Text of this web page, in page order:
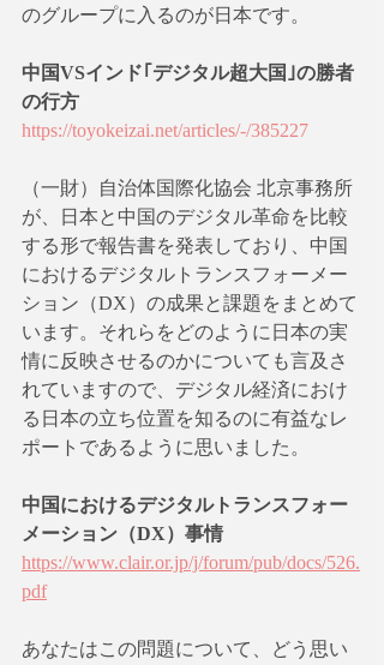
のグループに入るのが日本です。
中国VSインド｢デジタル超大国｣の勝者
の行方
https://toyokeizai.net/articles/-/385227
（一財）自治体国際化協会 北京事務所
が、日本と中国のデジタル革命を比較
する形で報告書を発表しており、中国
におけるデジタルトランスフォーメー
ション（DX）の成果と課題をまとめて
います。それらをどのように日本の実
情に反映させるのかについても言及さ
れていますので、デジタル経済におけ
る日本の立ち位置を知るのに有益なレ
ポートであるように思いました。
中国におけるデジタルトランスフォー
メーション（DX）事情
https://www.clair.or.jp/j/forum/pub/docs/526.
pdf
あなたはこの問題について、どう思い